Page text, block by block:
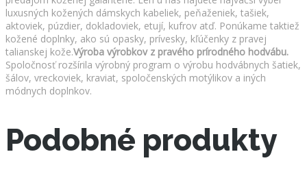
luxusných kožených dámskych kabeliek, peňaženiek, tašiek,
aktoviek, púzdier, dokladoviek, etují, kufrov atď. Ponúkame taktiež
kožené doplnky, ako sú opasky, prívesky, kľúčenky z pravej
talianskej kože.Výroba výrobkov z pravého prírodného hodvábu.
Spoločnosť rozšírila výrobný program o výrobu hodvábnych šatiek,
šálov, vreckoviek, kraviat, spoločenských motýlikov a iných
módnych doplnkov.
Podobné produkty